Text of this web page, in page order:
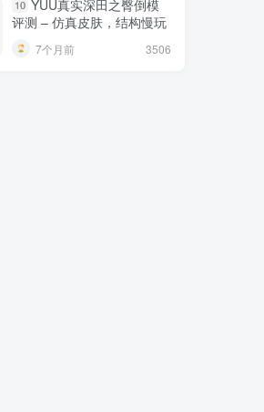
10 YUU真实深田之臀倒模
评测 – 仿真皮肤，结构慢玩
7个月前 3506